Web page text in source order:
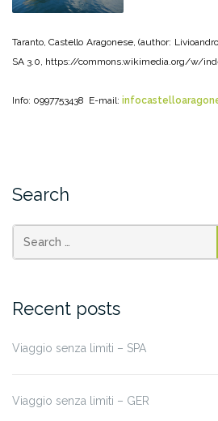
Taranto, Castello Aragonese, (author:
SA 3.0, https://commons.wikimedia.org/w/
Info: 0997753438 E-mail:
Search
Recent posts
Viaggio senza limiti – SPA
Viaggio senza limiti – GER